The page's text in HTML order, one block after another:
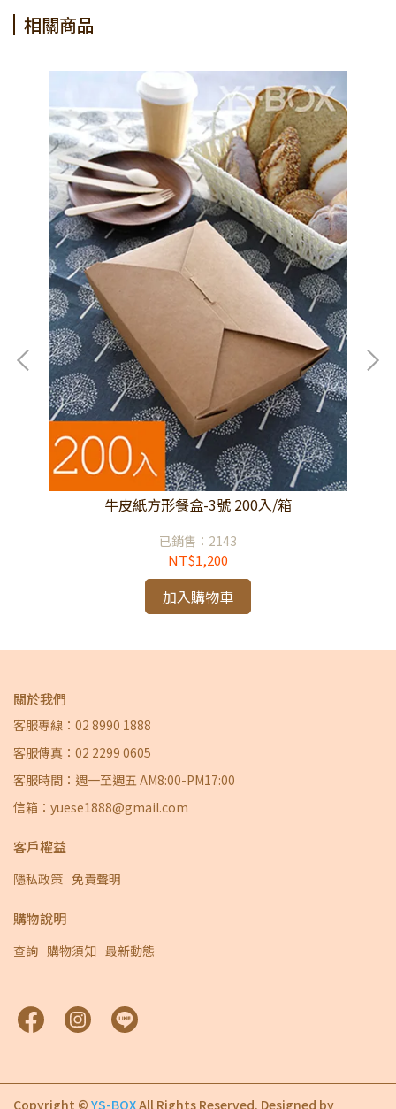
相關商品
牛皮紙方形餐盒-3號 200入/箱
已銷售：2143
NT$1,200
加入購物車
關於我們
客服專線：02 8990 1888
客服傳真：02 2299 0605
客服時間：週一至週五 AM8:00-PM17:00
信箱：yuese1888@gmail.com
客戶權益
隱私政策 免責聲明
購物說明
查詢 購物須知 最新動態
Copyright © YS-BOXAll Rights Reserved. Designed by